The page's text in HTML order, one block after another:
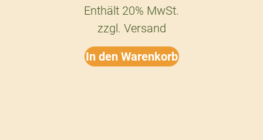
Enthält 20% MwSt.
zzgl. Versand
In den Warenkorb